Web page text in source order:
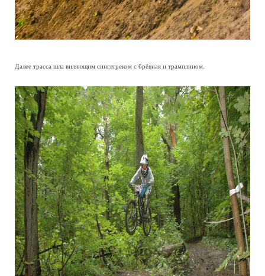
Далее трасса шла виляющим синглтреком с брёвная и трамплином.